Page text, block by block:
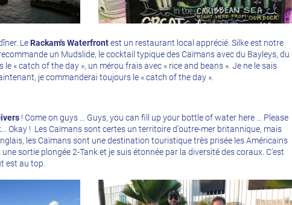
LeRackam's Waterfrontest un restaurant local apprécié. Silke est notre
un Mudslide, le cocktail typique des Caïmans avec du Bayleys, du
le « catch of the day », un mérou frais avec « rice and beans ». Je ne le sais
je commanderai toujours le « catch of the day ».
! Come on guys … Guys, you can fill up your bottle of water here … Please
Okay ! Les Caïmans sont certes un territoire d'outre-mer britannique, mais
les Caïmans sont une destination touristique très prisée les Américains
sortie plongée 2-Tank et je suis étonnée par la diversité des coraux. C’est
est au top.